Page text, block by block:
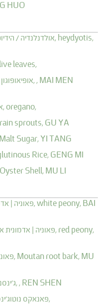
HUO
אולדנלנדיה / הידיוטיס, heydyotis,
leaves,
אופיאופוגון, , MAI MEN
אורגנו, oregano,
sprouts, GU YA
Malt Sugar, YI TANG
Rice, GENG MI
Oyster Shell, MU LI
פאוניה | אדמונית, white peony, BAI
פאוניה | אדמונית אדומה, red peony,
פאוניה, Moutan root bark, MU
ג'ינסנג קוריאני, , REN SHEN
פאנאקס נוטוג'ינסנג,